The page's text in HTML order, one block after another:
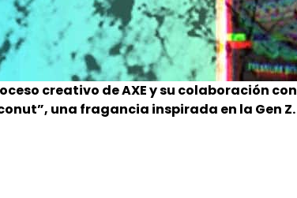
creativo de AXE y su colaboración con
una fragancia inspirada en la Gen Z.